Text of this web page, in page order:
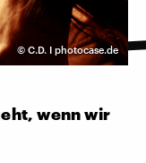
© C.D. I photocase.de
wenn wir